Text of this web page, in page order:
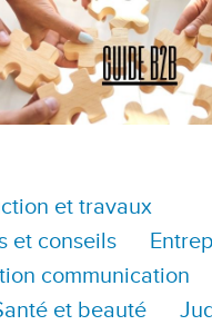
et travaux
et conseils
communication
et beauté